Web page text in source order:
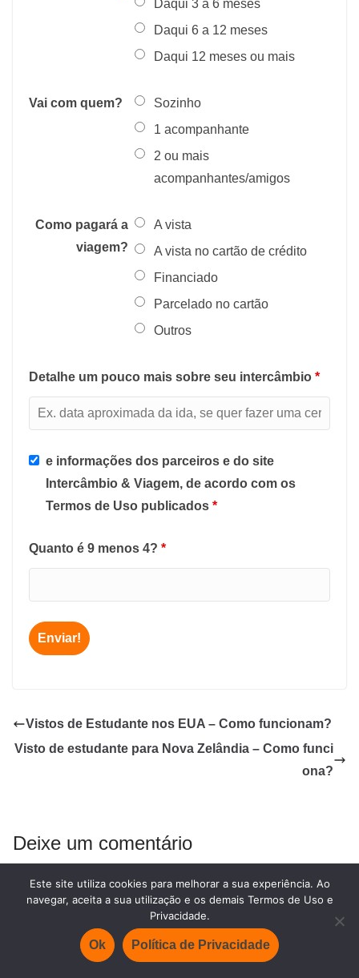
Daqui 3 a 6 meses
Daqui 6 a 12 meses
Daqui 12 meses ou mais
Vai com quem?
Sozinho
1 acompanhante
2 ou mais
acompanhantes/amigos
Como pagará a
viagem?
A vista
A vista no cartão de crédito
Financiado
Parcelado no cartão
Outros
Detalhe um pouco mais sobre seu intercâmbio *
e informações dos parceiros e do site
Intercâmbio & Viagem, de acordo com os
Termos de Uso publicados *
Quanto é 9 menos 4? *
Vistos de Estudante nos EUA – Como funcionam?
Visto de estudante para Nova Zelândia – Como funci
ona?
Deixe um comentário
obrigatórios marcados com*
Comentário *
Este site utiliza cookies para melhorar a sua experiência. Ao
navegar, aceita a sua utilização e os demais Termos de Uso e
Privacidade.
Ok Política de Privacidade